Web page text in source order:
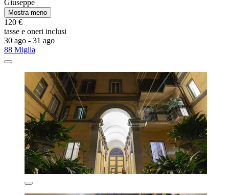
Giuseppe
Mostra meno
120 €
tasse e oneri inclusi
30 ago - 31 ago
88 Miglia